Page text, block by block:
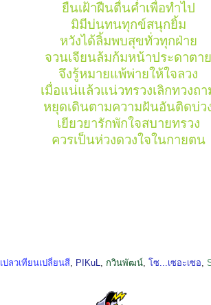
ยืนเฝ้าฝืนตื่นค่ำเพื่อทำไป
มิมีบ่นทนทุกข์สนุกยิ้ม
หวังได้ลิ้มพบสุขทั่วทุกฝ่าย
จวนเจียนล้มก้มหน้าประดาตาย
จึงรู้หมายแพ้พ่ายให้ใจลวง
เมื่อแน่แล้วแน่วทรวงเลิกทวงถา
หยุดเดินตามความฝันอันติดบ่ว
เยียวยารักพักใจสบายทรวง
ควรเป็นห่วงดวงใจในกายตน
เปลวเทียนเปลี่ยนสี, PIKuL, กวินพัฒน์,โซ...เซอะเซอ,